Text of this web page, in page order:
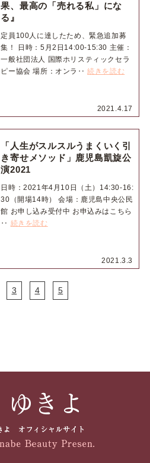
2021.4.17
果、最高の「売れる私」にな
る』
定員100人に達したため、緊急追加募
集！ 日時：5月2日14:00-15:30 主催：
一般社団法人 国際ホリスティックセラ
ピー協会 場所：オンラ‥続きを読む
2021.3.3
「人生がスルスルうまくいく引
き寄せメソッド」鹿児島凱旋公
演2021
日時：2021年4月10日（土）14:30-16:
30（開場14時） 会場：鹿児島中央公民
館 お申し込み受付中 お申込みはこちら
‥ 続きを読む
3 4 5